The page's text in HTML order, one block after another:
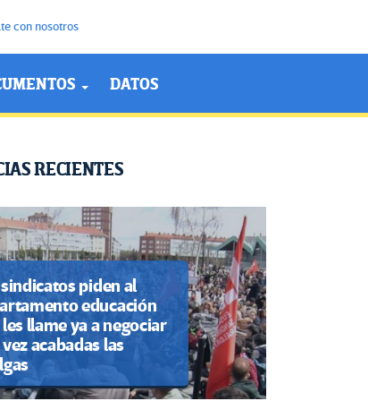
con nosotros
DATOS
RECIENTES
piden al
educación
llame ya a negociar
acabadas las